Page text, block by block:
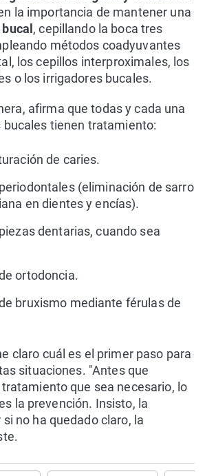
la importancia de mantener una
, cepillando la boca tres
métodos coadyuvantes
los cepillos interproximales, los
o los irrigadores bucales.
afirma que todas y cada una
bucales tienen tratamiento:
de caries.
(eliminación de sarro
en dientes y encías).
dentarias, cuando sea
ortodoncia.
bruxismo mediante férulas de
claro cuál es el primer paso para
situaciones. "Antes que
que sea necesario, lo
la prevención. Insisto, la
no ha quedado claro, la